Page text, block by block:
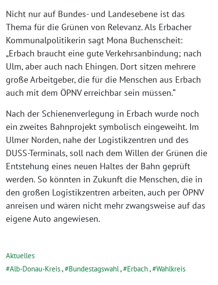
Nicht nur auf Bundes- und Landesebene ist das
Thema für die Grünen von Relevanz. Als Erbacher
Kommunalpolitikerin sagt Mona Buchenscheit:
„Erbach braucht eine gute Verkehrsanbindung; nach
Ulm, aber auch nach Ehingen. Dort sitzen mehrere
große Arbeitgeber, die für die Menschen aus Erbach
auch mit dem ÖPNV erreichbar sein müssen.“
Nach der Schienenverlegung in Erbach wurde noch
ein zweites Bahnprojekt symbolisch eingeweiht. Im
Ulmer Norden, nahe der Logistikzentren und des
DUSS-Terminals, soll nach dem Willen der Grünen die
Entstehung eines neuen Haltes der Bahn geprüft
werden. So könnten in Zukunft die Menschen, die in
den großen Logistikzentren arbeiten, auch per ÖPNV
anreisen und wären nicht mehr zwangsweise auf das
eigene Auto angewiesen.
Aktuelles
Alb-Donau-Kreis, Bundestagswahl, Erbach, Wahlkreis